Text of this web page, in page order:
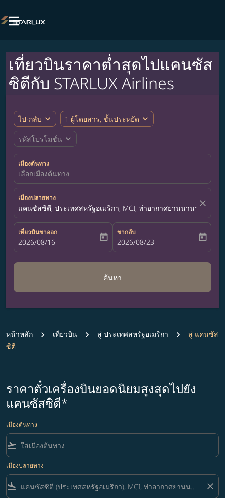

เที่ยวบินราคาต่ำสุดไปแคนซัส
ซิตีกับ STARLUX Airlines
ไป-กลับ expand_more 1 ผู้โดยสาร, ชั้นประหยัด expand_more
รหัสโปรโมชั่น expand_more
เมืองต้นทาง
เลือกเมืองต้นทาง
เมืองปลายทาง
แคนซัสซิตี, ประเทศสหรัฐอเมริกา, MCI, ท่าอากาศยานนานาชาติแ
close
เที่ยวบินขาออก
fc-booking-departure-date-aria-label
2026/08/16 today
ขากลับ
fc-booking-return-date-aria-label
2026/08/23 today
ค้นหา
หน้าหลัก เที่ยวบิน สู่ ประเทศสหรัฐอเมริกา
สู่ แคนซัส
ซิตี
ราคาตั๋วเครื่องบินยอดนิยมสูงสุดไปยัง
แคนซัสซิตี*
เมืองต้นทาง
flight_takeoff
เมืองปลายทาง
flight_land close